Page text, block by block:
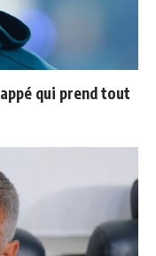
qui prend tout